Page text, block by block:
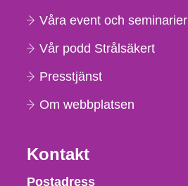
Våra event och seminarier
Vår podd Strålsäkert
Presstjänst
Om webbplatsen
Kontakt
Strålsäkerhetsmyndigheten
Postadress